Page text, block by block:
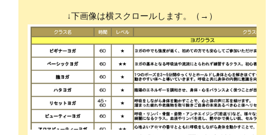
↓下画像は横スクロールします。（→）